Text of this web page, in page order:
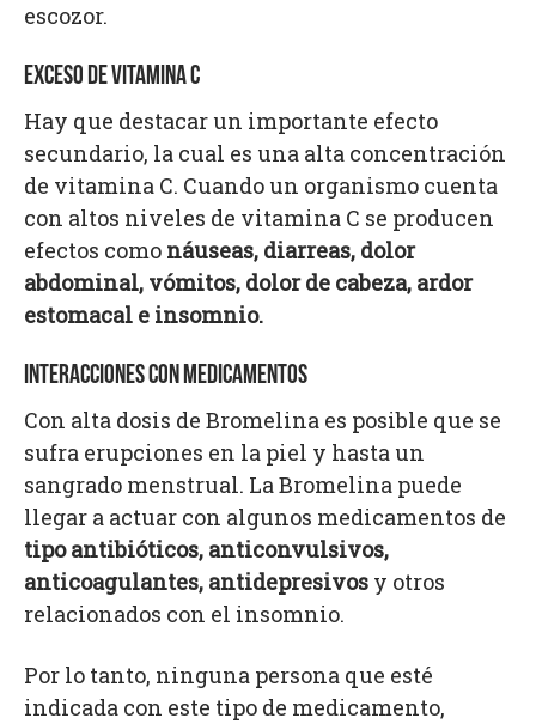
escozor.
EXCESO DE VITAMINA C
Hay que destacar un importante efecto
secundario, la cual es una alta concentración
de vitamina C. Cuando un organismo cuenta
con altos niveles de vitamina C se producen
efectos como náuseas, diarreas, dolor
abdominal, vómitos, dolor de cabeza, ardor
estomacal e insomnio.
INTERACCIONES CON MEDICAMENTOS
Con alta dosis de Bromelina es posible que se
sufra erupciones en la piel y hasta un
sangrado menstrual. La Bromelina puede
llegar a actuar con algunos medicamentos de
tipo antibióticos, anticonvulsivos,
anticoagulantes, antidepresivos y otros
relacionados con el insomnio.
Por lo tanto, ninguna persona que esté
indicada con este tipo de medicamento,